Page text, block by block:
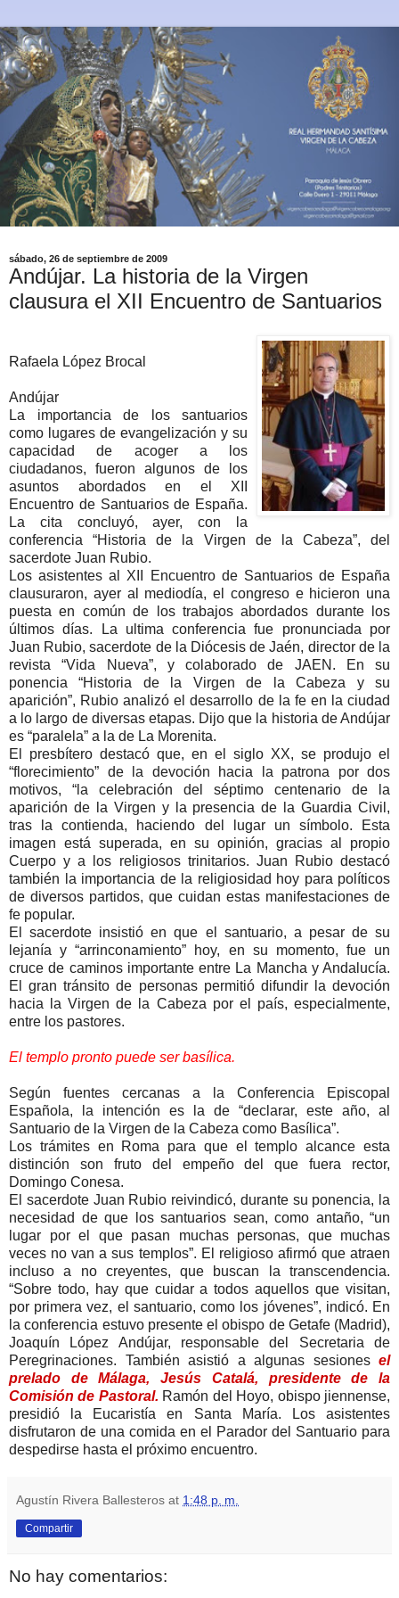
sábado, 26 de septiembre de 2009
Andújar. La historia de la Virgen
clausura el XII Encuentro de Santuarios
Rafaela López Brocal
Andújar
La importancia de los santuarios
como lugares de evangelización y su
capacidad de acoger a los
ciudadanos, fueron algunos de los
asuntos abordados en el XII
Encuentro de Santuarios de España.
La cita concluyó, ayer, con la
conferencia “Historia de la Virgen de la Cabeza”, del
sacerdote Juan Rubio.
Los asistentes al XII Encuentro de Santuarios de España
clausuraron, ayer al mediodía, el congreso e hicieron una
puesta en común de los trabajos abordados durante los
últimos días. La ultima conferencia fue pronunciada por
Juan Rubio, sacerdote de la Diócesis de Jaén, director de la
revista “Vida Nueva”, y colaborado de JAEN. En su
ponencia “Historia de la Virgen de la Cabeza y su
aparición”, Rubio analizó el desarrollo de la fe en la ciudad
a lo largo de diversas etapas. Dijo que la historia de Andújar
es “paralela” a la de La Morenita.
El presbítero destacó que, en el siglo XX, se produjo el
“florecimiento” de la devoción hacia la patrona por dos
motivos, “la celebración del séptimo centenario de la
aparición de la Virgen y la presencia de la Guardia Civil,
tras la contienda, haciendo del lugar un símbolo. Esta
imagen está superada, en su opinión, gracias al propio
Cuerpo y a los religiosos trinitarios. Juan Rubio destacó
también la importancia de la religiosidad hoy para políticos
de diversos partidos, que cuidan estas manifestaciones de
fe popular.
El sacerdote insistió en que el santuario, a pesar de su
lejanía y “arrinconamiento” hoy, en su momento, fue un
cruce de caminos importante entre La Mancha y Andalucía.
El gran tránsito de personas permitió difundir la devoción
hacia la Virgen de la Cabeza por el país, especialmente,
entre los pastores.
El templo pronto puede ser basílica.
Según fuentes cercanas a la Conferencia Episcopal
Española, la intención es la de “declarar, este año, al
Santuario de la Virgen de la Cabeza como Basílica”.
Los trámites en Roma para que el templo alcance esta
distinción son fruto del empeño del que fuera rector,
Domingo Conesa.
El sacerdote Juan Rubio reivindicó, durante su ponencia, la
necesidad de que los santuarios sean, como antaño, “un
lugar por el que pasan muchas personas, que muchas
veces no van a sus templos”. El religioso afirmó que atraen
incluso a no creyentes, que buscan la transcendencia.
“Sobre todo, hay que cuidar a todos aquellos que visitan,
por primera vez, el santuario, como los jóvenes”, indicó. En
la conferencia estuvo presente el obispo de Getafe (Madrid),
Joaquín López Andújar, responsable del Secretaria de
Peregrinaciones. También asistió a algunas sesiones el
prelado de Málaga, Jesús Catalá, presidente de la
Comisión de Pastoral. Ramón del Hoyo, obispo jiennense,
presidió la Eucaristía en Santa María. Los asistentes
disfrutaron de una comida en el Parador del Santuario para
despedirse hasta el próximo encuentro.
Agustín Rivera Ballesteros at 1:48 p. m.
Compartir
No hay comentarios: